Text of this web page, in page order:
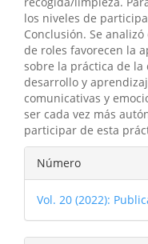
los niveles de
Conclusión. Se
de roles favorecen la
sobre la práctica de la
desarrollo y
comunicativas y
ser cada vez más
participar de esta
Detalles
del
artículo
Número
Vol. 20 (2022):